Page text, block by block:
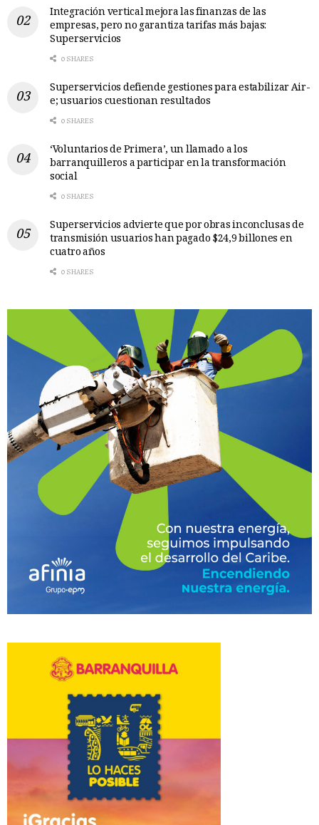
Integración vertical mejora las finanzas de las
empresas, pero no garantiza tarifas más bajas:
Superservicios
0 SHARES
Superservicios defiende gestiones para estabilizar Air-
e; usuarios cuestionan resultados
0 SHARES
‘Voluntarios de Primera’, un llamado a los
barranquilleros a participar en la transformación
social
0 SHARES
Superservicios advierte que por obras inconclusas de
transmisión usuarios han pagado $24,9 billones en
cuatro años
0 SHARES